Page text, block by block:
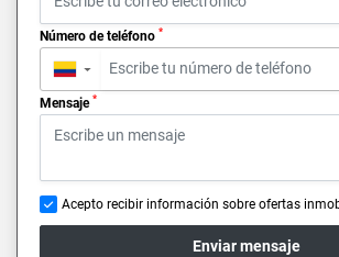
Número de teléfono *
▼
Mensaje *
Acepto recibir información sobre ofertas
Enviar mensaje